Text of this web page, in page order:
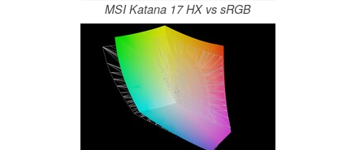
MSI Katana 17 HX vs sRGB